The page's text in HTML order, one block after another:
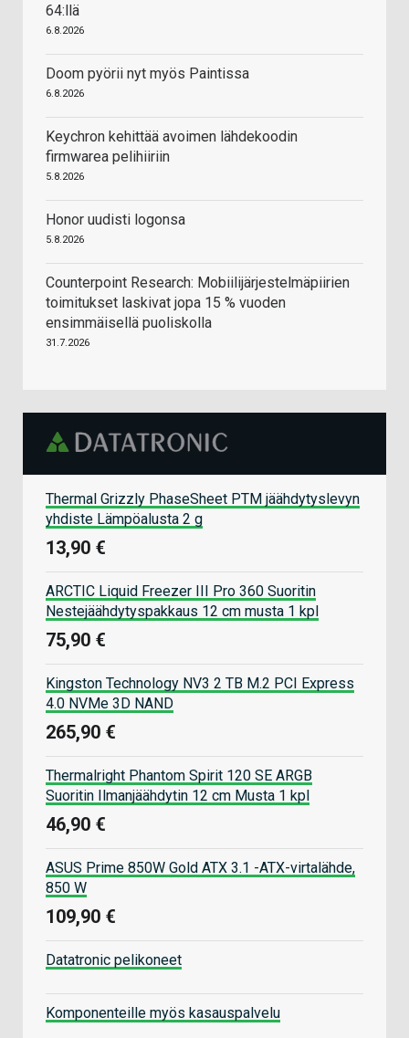
64:llä
6.8.2026
Doom pyörii nyt myös Paintissa
6.8.2026
Keychron kehittää avoimen lähdekoodin
firmwarea pelihiiriin
5.8.2026
Honor uudisti logonsa
5.8.2026
Counterpoint Research: Mobiilijärjestelmäpiirien
toimitukset laskivat jopa 15 % vuoden
ensimmäisellä puoliskolla
31.7.2026
Thermal Grizzly PhaseSheet PTM jäähdytyslevyn
yhdiste Lämpöalusta 2 g
13,90 €
ARCTIC Liquid Freezer III Pro 360 Suoritin
Nestejäähdytyspakkaus 12 cm musta 1 kpl
75,90 €
Kingston Technology NV3 2 TB M.2 PCI Express
4.0 NVMe 3D NAND
265,90 €
Thermalright Phantom Spirit 120 SE ARGB
Suoritin Ilmanjäähdytin 12 cm Musta 1 kpl
46,90 €
ASUS Prime 850W Gold ATX 3.1 -ATX-virtalähde,
850 W
109,90 €
Datatronic pelikoneet
Komponenteille myös kasauspalvelu